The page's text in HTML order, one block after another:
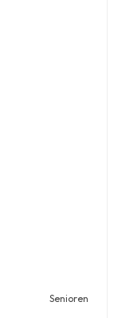
Senioren